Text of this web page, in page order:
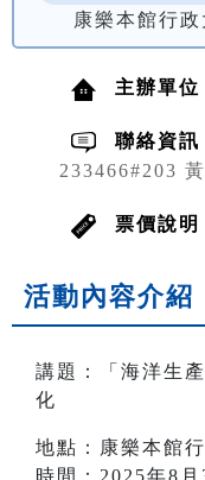
康樂本館行
主辦單位
聯絡資訊
233466#203
票價說明
活動內容介紹
講題：「海洋生
化
地點：康樂本館